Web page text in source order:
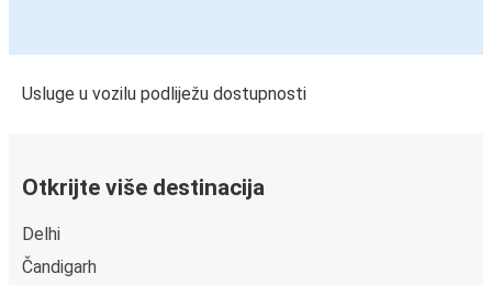
Usluge u vozilu podliježu dostupnosti
Otkrijte više destinacija
Delhi
Čandigarh